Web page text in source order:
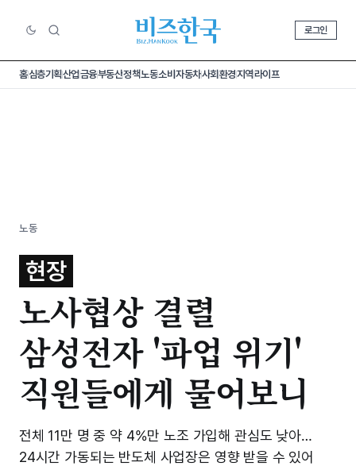
로그인
홈심층기획산업금융부동산정책노동소비 자동차사회환경지역라이프
노동
현장
노사협상 결렬
삼성전자 '파업 위기'
직원들에게 물어보니
전체 11만 명 중 약 4%만 노조 가입해 관심도 낮아…
24시간 가동되는 반도체 사업장은 영향 받을 수 있어